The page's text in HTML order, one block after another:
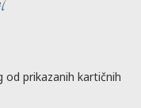
prikazanih kartičnih